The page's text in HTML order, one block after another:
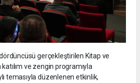
gerçekleştirilen Kitap ve
ve zengin programıyla
temasıyla düzenlenen etkinlik,